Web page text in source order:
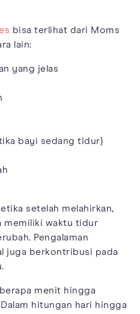
bisa terlihat dari Moms
lain:
yang jelas
bayi sedang tidur)
setelah melahirkan,
memiliki waktu tidur
Pengalaman
juga berkontribusi pada
menit hingga
hitungan hari hingga